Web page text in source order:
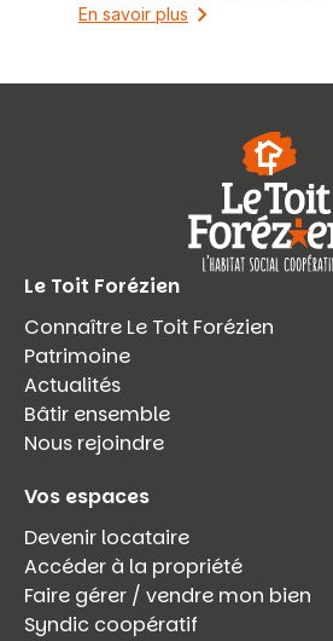
En savoir plus
Le Toit Forézien
Connaître Le Toit Forézien
Patrimoine
Actualités
Bâtir ensemble
Nous rejoindre
Vos espaces
Devenir locataire
Accéder à la propriété
Faire gérer / vendre mon bien
Syndic coopératif